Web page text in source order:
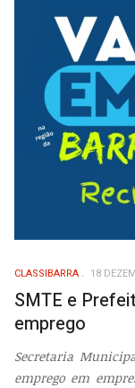
CLASSIBARRA 18
SMTE e
emprego
Secretaria
emprego em